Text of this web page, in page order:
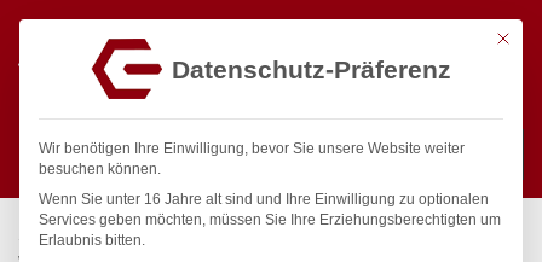
Suchen
Start / Gastronomiebedarf & Gastro Geräte für Profis
Mit
Datenschutz-Präferenz
Wir benötigen Ihre Einwilligung, bevor Sie unsere Website weiter
besuchen können.
Wenn Sie unter 16 Jahre alt sind und Ihre Einwilligung zu optionalen
Services geben möchten, müssen Sie Ihre Erziehungsberechtigten um
Erlaubnis bitten.